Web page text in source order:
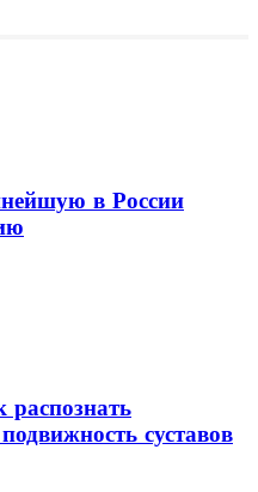
в России
распознать
суставов